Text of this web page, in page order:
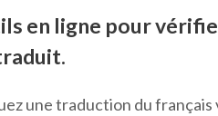
en ligne pour
une traduction du français